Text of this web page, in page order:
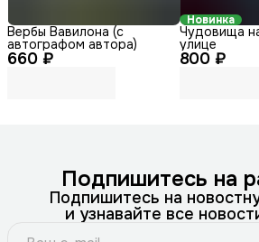
660 ₽
Вербы Вавилона (с
автографом автора)
Новинка
800 ₽
Чудовища
улице
Подпишитесь на
Подпишитесь на
и узнавайте все